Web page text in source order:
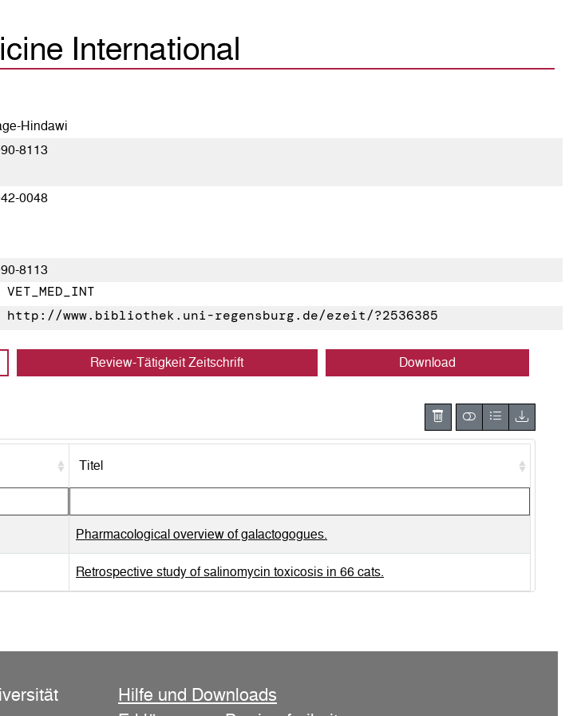
International
Hindawi
8113
0048
8113
VET_MED_INT
http://www.bibliothek.uni-regensburg.de/ezeit/?2536385
Review-Tätigkeit Zeitschrift Download
Titel
Pharmacological overview of galactogogues.
Retrospective study of salinomycin toxicosis in 66 cats.
Hilfe und Downloads